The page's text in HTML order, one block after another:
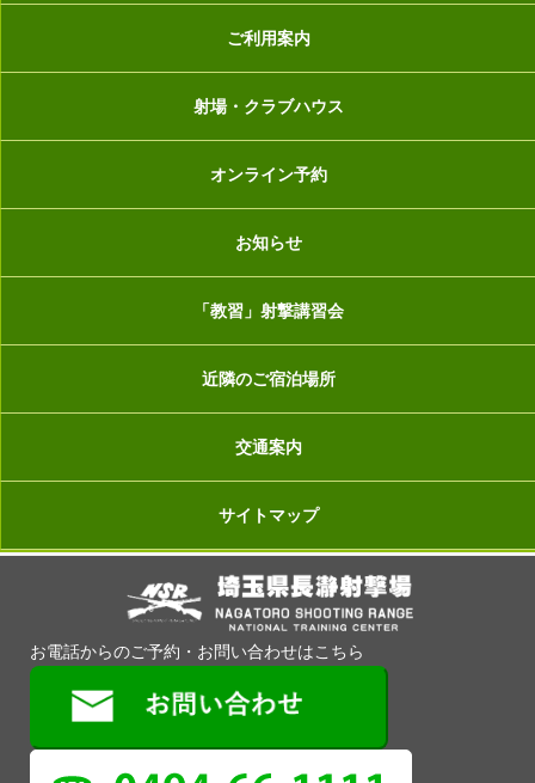
ご利用案内
射場・クラブハウス
オンライン予約
お知らせ
「教習」射撃講習会
近隣のご宿泊場所
交通案内
サイトマップ
お電話からのご予約・お問い合わせはこちら